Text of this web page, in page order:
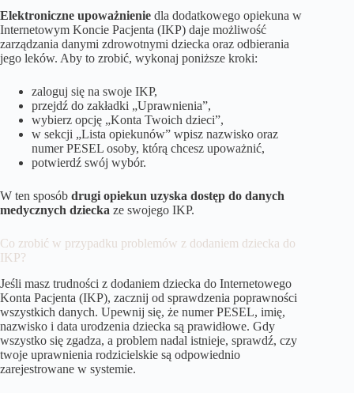
Elektroniczne upoważnienie dla dodatkowego opiekuna w
Internetowym Koncie Pacjenta (IKP) daje możliwość
zarządzania danymi zdrowotnymi dziecka oraz odbierania
jego leków. Aby to zrobić, wykonaj poniższe kroki:
zaloguj się na swoje IKP,
przejdź do zakładki „Uprawnienia”,
wybierz opcję „Konta Twoich dzieci”,
w sekcji „Lista opiekunów” wpisz nazwisko oraz
numer PESEL osoby, którą chcesz upoważnić,
potwierdź swój wybór.
W ten sposób drugi opiekun uzyska dostęp do danych
medycznych dziecka ze swojego IKP.
Co zrobić w przypadku problemów z dodaniem dziecka do
IKP?
Jeśli masz trudności z dodaniem dziecka do Internetowego
Konta Pacjenta (IKP), zacznij od sprawdzenia poprawności
wszystkich danych. Upewnij się, że numer PESEL, imię,
nazwisko i data urodzenia dziecka są prawidłowe. Gdy
wszystko się zgadza, a problem nadal istnieje, sprawdź, czy
twoje uprawnienia rodzicielskie są odpowiednio
zarejestrowane w systemie.